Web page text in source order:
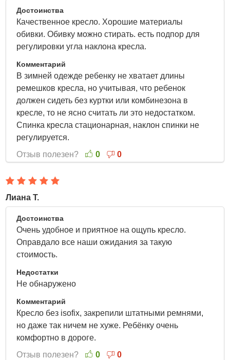
Достоинства
Качественное кресло. Хорошие материалы
обивки. Обивку можно стирать. есть подпор для
регулировки угла наклона кресла.
Комментарий
В зимней одежде ребенку не хватает длины
ремешков кресла, но учитывая, что ребенок
должен сидеть без куртки или комбинезона в
кресле, то не ясно считать ли это недостатком.
Спинка кресла стационарная, наклон спинки не
регулируется.
Отзыв полезен?
0 0
Лиана Т.
Достоинства
Очень удобное и приятное на ощупь кресло.
Оправдало все наши ожидания за такую
стоимость.
Недостатки
Не обнаружено
Комментарий
Кресло без isofix, закрепили штатными ремнями,
но даже так ничем не хуже. Ребёнку очень
комфортно в дороге.
Отзыв полезен?
0 0